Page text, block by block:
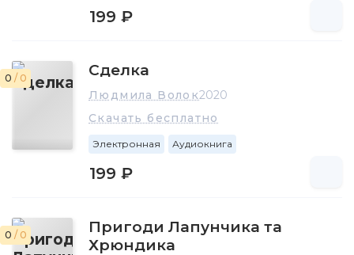
199 ₽
0 / 0 Сделка
Людмила Волок2020
Скачать бесплатно
Электронная Аудиокнига
199 ₽
0 / 0
Пригоди Лапунчика та
Хрюндика